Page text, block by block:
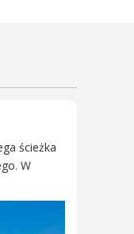
ścieżka
W